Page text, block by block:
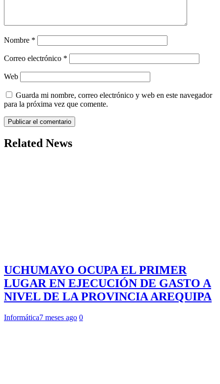
Nombre *
Correo electrónico *
Web
Guarda mi nombre, correo electrónico y web en este navegador
para la próxima vez que comente.
Related News
UCHUMAYO OCUPA EL PRIMER
LUGAR EN EJECUCIÓN DE GASTO A
NIVEL DE LA PROVINCIA AREQUIPA
Informática7 meses ago 0